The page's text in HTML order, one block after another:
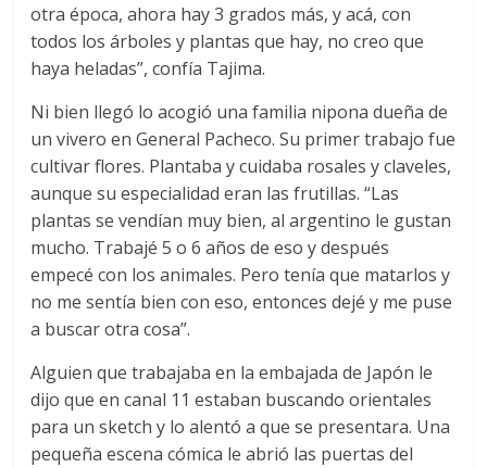
otra época, ahora hay 3 grados más, y acá, con
todos los árboles y plantas que hay, no creo que
haya heladas”, confía Tajima.
Ni bien llegó lo acogió una familia nipona dueña de
un vivero en General Pacheco. Su primer trabajo fue
cultivar flores. Plantaba y cuidaba rosales y claveles,
aunque su especialidad eran las frutillas. “Las
plantas se vendían muy bien, al argentino le gustan
mucho. Trabajé 5 o 6 años de eso y después
empecé con los animales. Pero tenía que matarlos y
no me sentía bien con eso, entonces dejé y me puse
a buscar otra cosa”.
Alguien que trabajaba en la embajada de Japón le
dijo que en canal 11 estaban buscando orientales
para un sketch y lo alentó a que se presentara. Una
pequeña escena cómica le abrió las puertas del